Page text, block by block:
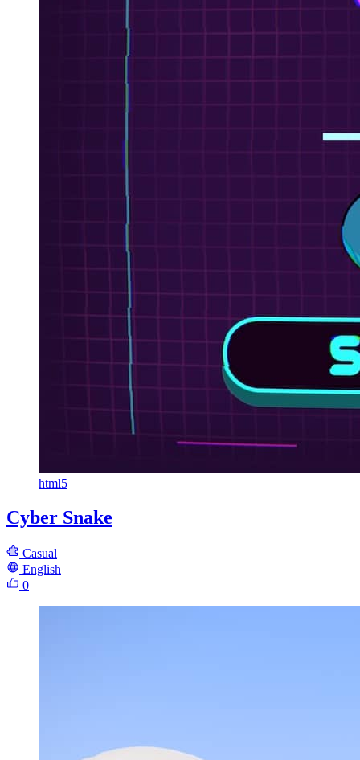
html5
Cyber Snake
Casual
English
0